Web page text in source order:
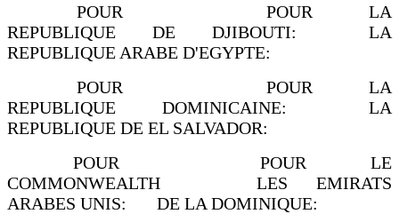
POUR POUR LA
REPUBLIQUE DE DJIBOUTI: LA
REPUBLIQUE ARABE D'EGYPTE:
POUR POUR LA
REPUBLIQUE DOMINICAINE: LA
REPUBLIQUE DE EL SALVADOR:
POUR POUR LE
COMMONWEALTH LES EMIRATS
ARABES UNIS: DE LA DOMINIQUE: